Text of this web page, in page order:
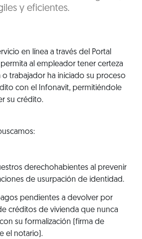
y eficientes.
en línea a través del Portal
al empleador tener certeza
o trabajador ha iniciado su proceso
con el Infonavit, permitiéndole
su crédito.
derechohabientes al prevenir
de usurpación de identidad.
pendientes a devolver por
créditos de vivienda que nunca
su formalización (firma de
el notario).